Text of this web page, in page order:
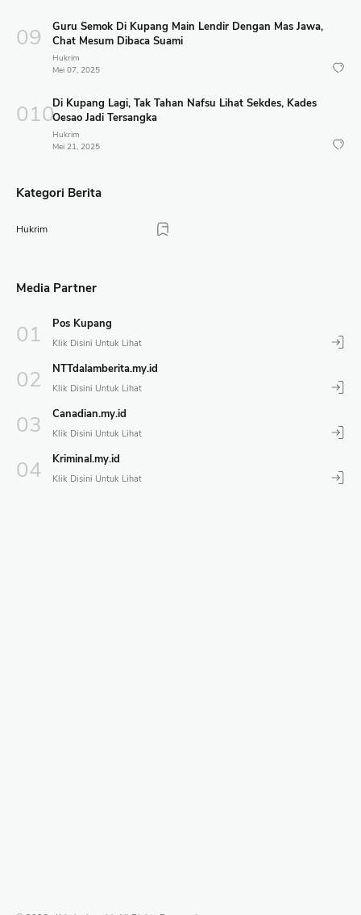
Guru Semok Di Kupang Main Lendir Dengan Mas Jawa,
Chat Mesum Dibaca Suami
Hukrim
Mei 07, 2025
Di Kupang Lagi, Tak Tahan Nafsu Lihat Sekdes, Kades
Oesao Jadi Tersangka
Hukrim
Mei 21, 2025
Kategori Berita
Hukrim
Media Partner
Pos Kupang
NTTdalamberita.my.id
Canadian.my.id
Kriminal.my.id